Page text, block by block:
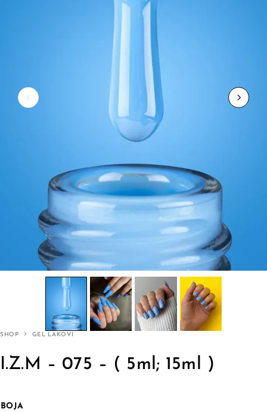
SHOP GEL LAKOVI
I.Z.M – 075 – ( 5ml; 15ml )
BOJA